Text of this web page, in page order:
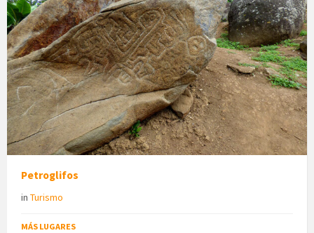
Petroglifos
in Turismo
MÁS LUGARES